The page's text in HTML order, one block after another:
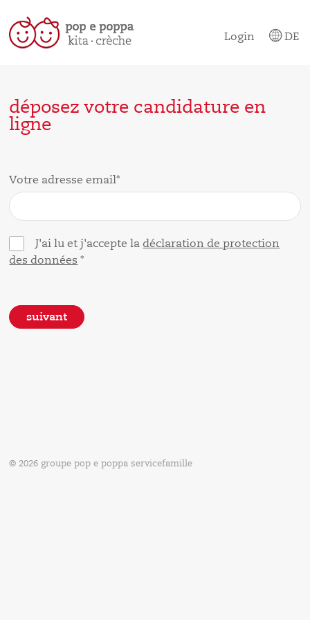
Login DE
déposez votre candidature en
ligne
Votre adresse email*
J'ai lu et j'accepte la déclaration de protection
des données *
suivant
© 2026 groupe pop e poppa servicefamille